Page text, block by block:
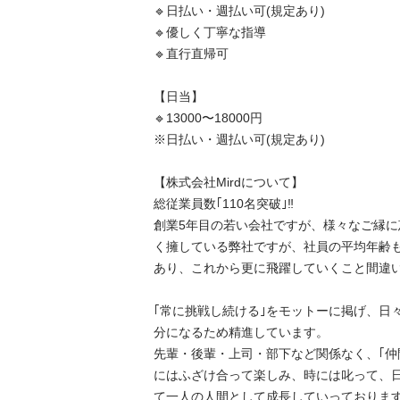
🔹日払い・週払い可(規定あり)
🔹優しく丁寧な指導
🔹直行直帰可
【日当】
🔹13000〜18000円
※日払い・週払い可(規定あり)
【株式会社Mirdについて】
総従業員数｢110名突破｣‼️
創業5年目の若い会社ですが、様々なご縁
く擁している弊社ですが、社員の平均年齢
あり、これから更に飛躍していくこと間違
｢常に挑戦し続ける｣をモットーに掲げ、
分になるため精進しています。
先輩・後輩・上司・部下など関係なく、｢
にはふざけ合って楽しみ、時には叱って、
て一人の人間として成長していっておりま